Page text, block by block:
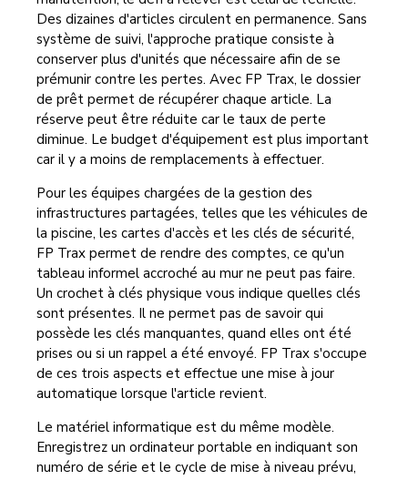
Des dizaines d'articles circulent en permanence. Sans
système de suivi, l'approche pratique consiste à
conserver plus d'unités que nécessaire afin de se
prémunir contre les pertes. Avec FP Trax, le dossier
de prêt permet de récupérer chaque article. La
réserve peut être réduite car le taux de perte
diminue. Le budget d'équipement est plus important
car il y a moins de remplacements à effectuer.
Pour les équipes chargées de la gestion des
infrastructures partagées, telles que les véhicules de
la piscine, les cartes d'accès et les clés de sécurité,
FP Trax permet de rendre des comptes, ce qu'un
tableau informel accroché au mur ne peut pas faire.
Un crochet à clés physique vous indique quelles clés
sont présentes. Il ne permet pas de savoir qui
possède les clés manquantes, quand elles ont été
prises ou si un rappel a été envoyé. FP Trax s'occupe
de ces trois aspects et effectue une mise à jour
automatique lorsque l'article revient.
Le matériel informatique est du même modèle.
Enregistrez un ordinateur portable en indiquant son
numéro de série et le cycle de mise à niveau prévu,